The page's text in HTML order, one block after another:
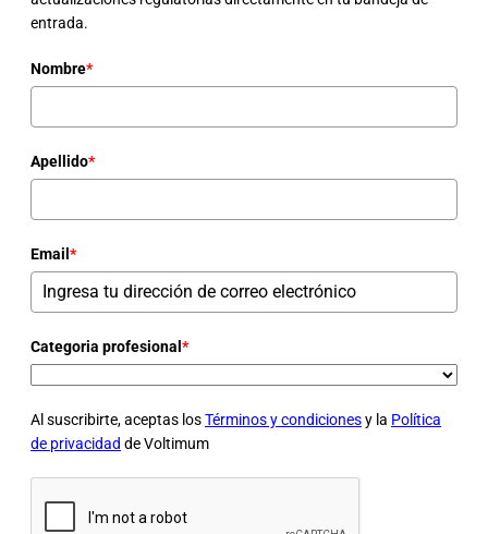
entrada.
Nombre*
Apellido*
Email *
Categoria profesional *
Al suscribirte, aceptas losTérminos y condicionesy la Política
de privacidad de Voltimum